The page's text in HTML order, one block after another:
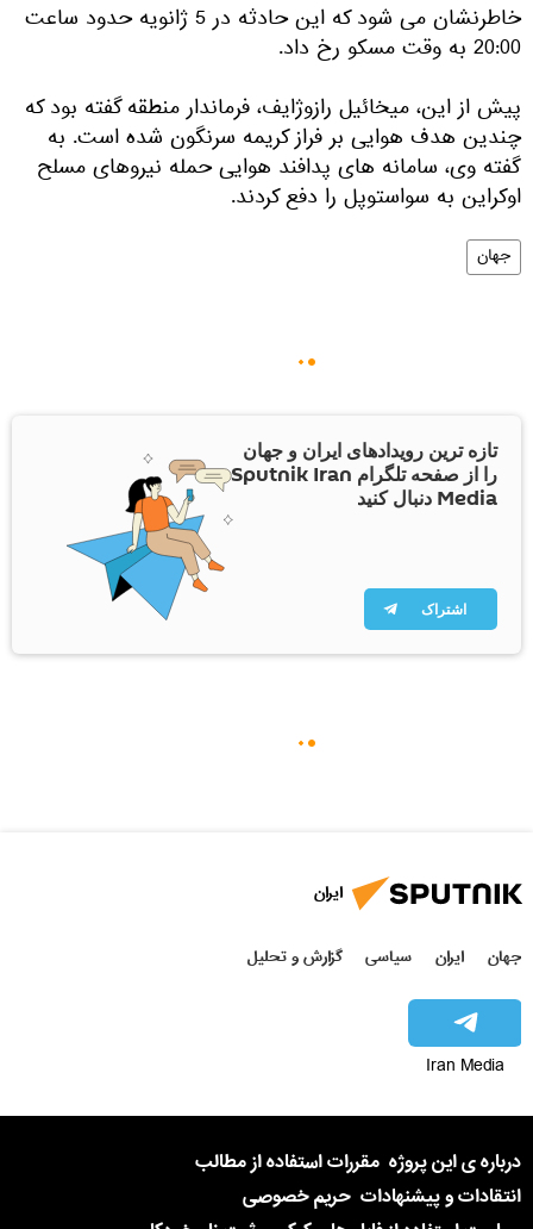
خاطرنشان می شود که این حادثه در 5 ژانویه حدود ساعت
20:00 به وقت مسکو رخ داد.
پیش از این، میخائیل رازوژایف، فرماندار منطقه گفته بود که
چندین هدف هوایی بر فراز کریمه سرنگون شده است. به
گفته وی، سامانه های پدافند هوایی حمله نیروهای مسلح
اوکراین به سواستوپل را دفع کردند.
جهان
تازه ترین رویدادهای ایران و جهان
را از صفحه تلگرام Sputnik Iran
Media دنبال کنید
اشتراک
ایران
جهان ایران سیاسی گزارش و تحلیل
Iran Media
درباره ی این پروژه مقررات استفاده از مطالب
انتقادات و پیشنهادات حریم خصوصی